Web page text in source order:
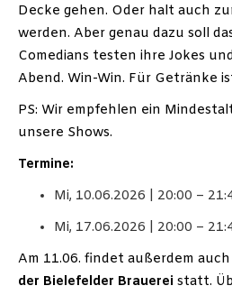
Decke gehen. Oder halt auch
werden. Aber genau dazu soll
Comedians testen ihre Jokes
Abend. Win-Win. Für Getränke
PS: Wir empfehlen ein
unsere Shows.
Termine:
Mi, 10.06.2026 | 20:00 –
Mi, 17.06.2026 | 20:00 –
Am 11.06. findet außerdem auch
der Bielefelder Brauerei statt.